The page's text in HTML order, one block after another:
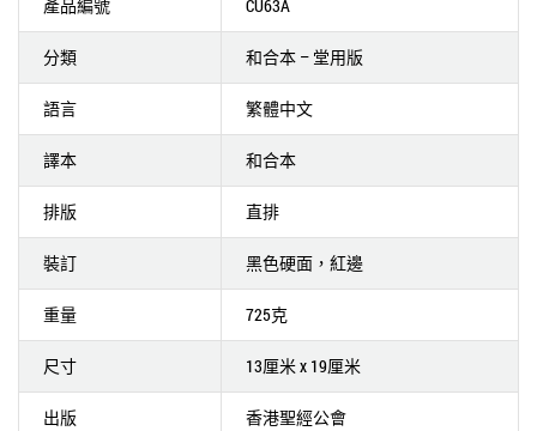
產品編號 CU63A
分類 和合本 – 堂用版
語言 繁體中文
譯本 和合本
排版 直排
裝訂 黑色硬面，紅邊
重量 725克
尺寸 13厘米 x 19厘米
出版 香港聖經公會